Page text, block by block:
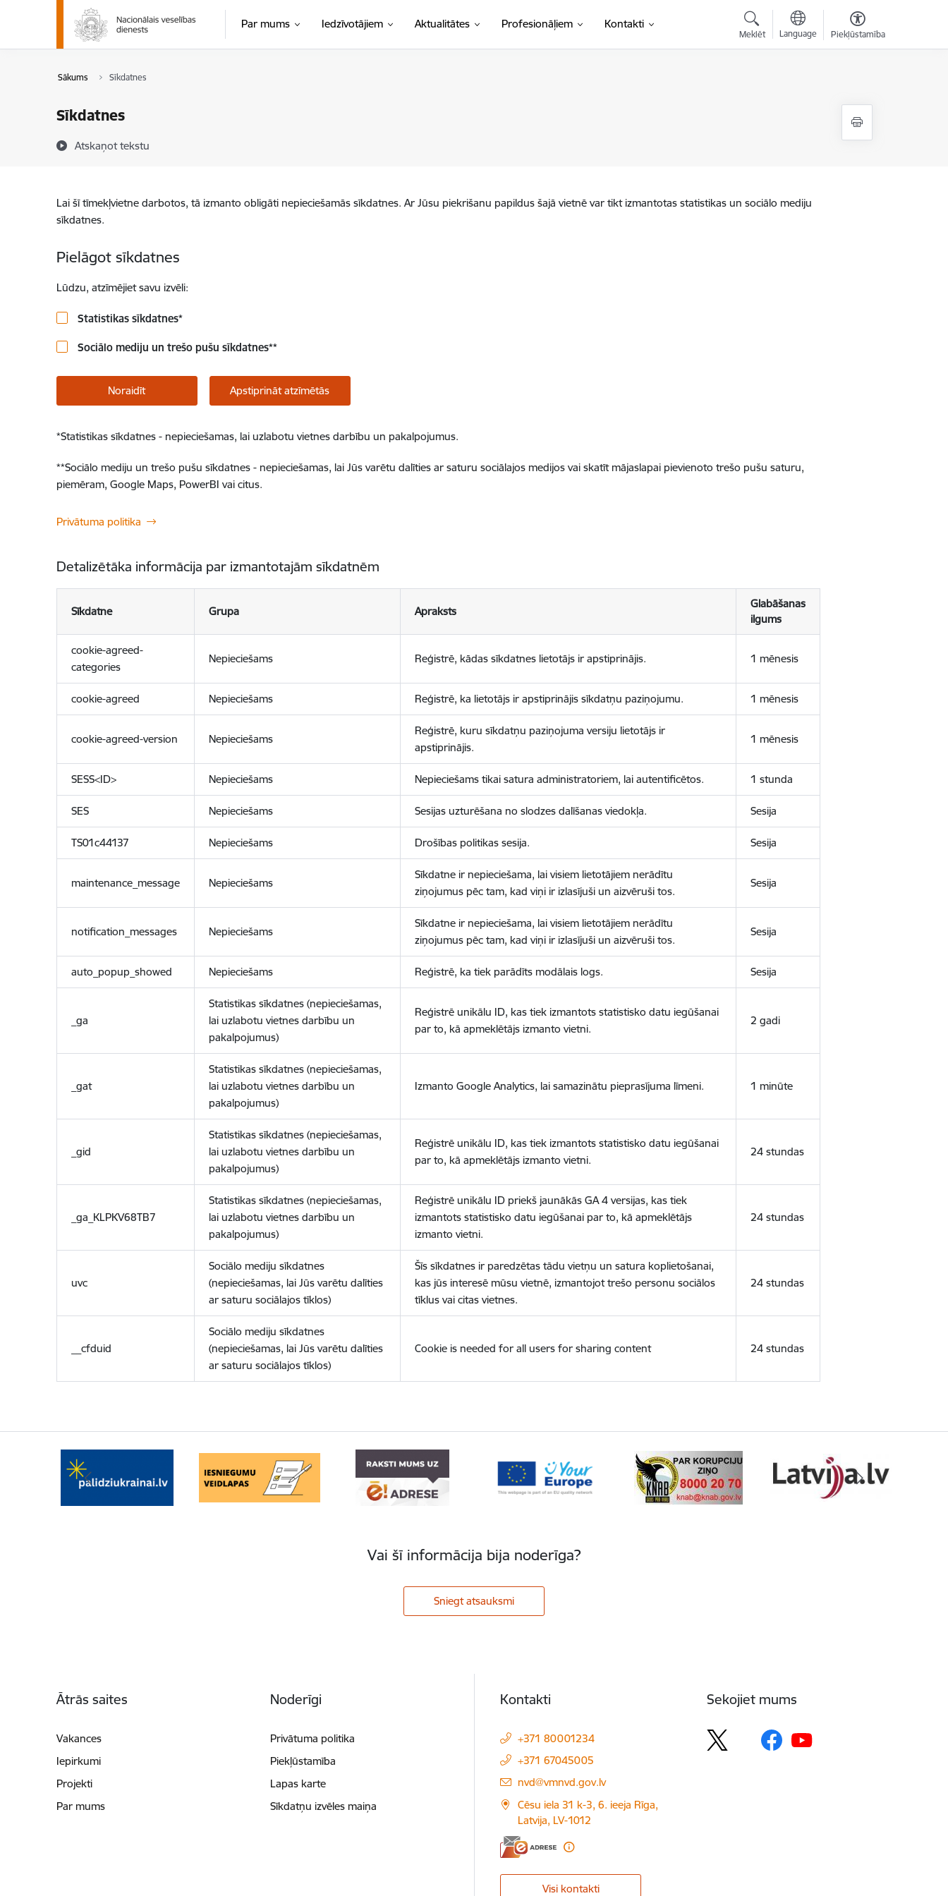
Pāriet uz lapas saturu
Par mums Iedzīvotājiem Aktualitātes Profesionāļiem Kontakti
Meklēt Language Piekļūstamība
Sākums Sīkdatnes
Sīkdatnes
Atskaņot tekstu
Lai šī tīmekļvietne darbotos, tā izmanto obligāti nepieciešamās sīkdatnes. Ar Jūsu piekrišanu papildus šajā vietnē var tikt izmantotas statistikas un sociālo mediju
sīkdatnes.
Pielāgot sīkdatnes
Lūdzu, atzīmējiet savu izvēli:
Statistikas sīkdatnes*
Sociālo mediju un trešo pušu sīkdatnes**
Noraidīt Apstiprināt atzīmētās
*Statistikas sīkdatnes - nepieciešamas, lai uzlabotu vietnes darbību un pakalpojumus.
**Sociālo mediju un trešo pušu sīkdatnes - nepieciešamas, lai Jūs varētu dalīties ar saturu sociālajos medijos vai skatīt mājaslapai pievienoto trešo pušu saturu,
piemēram, Google Maps, PowerBI vai citus.
Privātuma politika
Detalizētāka informācija par izmantotajām sīkdatnēm
Sīkdatne Grupa Apraksts
Glabāšanas
ilgums
cookie-agreed-
categories
Nepieciešams Reģistrē, kādas sīkdatnes lietotājs ir apstiprinājis. 1 mēnesis
cookie-agreed Nepieciešams Reģistrē, ka lietotājs ir apstiprinājis sīkdatņu paziņojumu. 1 mēnesis
cookie-agreed-version Nepieciešams
Reģistrē, kuru sīkdatņu paziņojuma versiju lietotājs ir
apstiprinājis.
1 mēnesis
SESS<ID> Nepieciešams Nepieciešams tikai satura administratoriem, lai autentificētos. 1 stunda
SES Nepieciešams Sesijas uzturēšana no slodzes dalīšanas viedokļa. Sesija
TS01c44137 Nepieciešams Drošības politikas sesija. Sesija
maintenance_message Nepieciešams
Sīkdatne ir nepieciešama, lai visiem lietotājiem nerādītu
ziņojumus pēc tam, kad viņi ir izlasījuši un aizvēruši tos.
Sesija
notification_messages Nepieciešams
Sīkdatne ir nepieciešama, lai visiem lietotājiem nerādītu
ziņojumus pēc tam, kad viņi ir izlasījuši un aizvēruši tos.
Sesija
auto_popup_showed Nepieciešams Reģistrē, ka tiek parādīts modālais logs. Sesija
_ga
Statistikas sīkdatnes (nepieciešamas,
lai uzlabotu vietnes darbību un
pakalpojumus)
Reģistrē unikālu ID, kas tiek izmantots statistisko datu iegūšanai
par to, kā apmeklētājs izmanto vietni.
2 gadi
_gat
Statistikas sīkdatnes (nepieciešamas,
lai uzlabotu vietnes darbību un
pakalpojumus)
Izmanto Google Analytics, lai samazinātu pieprasījuma līmeni. 1 minūte
_gid
Statistikas sīkdatnes (nepieciešamas,
lai uzlabotu vietnes darbību un
pakalpojumus)
Reģistrē unikālu ID, kas tiek izmantots statistisko datu iegūšanai
par to, kā apmeklētājs izmanto vietni.
24 stundas
_ga_KLPKV68TB7
Statistikas sīkdatnes (nepieciešamas,
lai uzlabotu vietnes darbību un
pakalpojumus)
Reģistrē unikālu ID priekš jaunākās GA 4 versijas, kas tiek
izmantots statistisko datu iegūšanai par to, kā apmeklētājs
izmanto vietni.
24 stundas
uvc
Sociālo mediju sīkdatnes
(nepieciešamas, lai Jūs varētu dalīties
ar saturu sociālajos tīklos)
Šīs sīkdatnes ir paredzētas tādu vietņu un satura koplietošanai,
kas jūs interesē mūsu vietnē, izmantojot trešo personu sociālos
tīklus vai citas vietnes.
24 stundas
__cfduid
Sociālo mediju sīkdatnes
(nepieciešamas, lai Jūs varētu dalīties
ar saturu sociālajos tīklos)
Cookie is needed for all users for sharing content 24 stundas
Vai šī informācija bija noderīga?
Sniegt atsauksmi
Ātrās saites
Vakances
Iepirkumi
Projekti
Par mums
Noderīgi
Privātuma politika
Piekļūstamība
Lapas karte
Sīkdatņu izvēles maiņa
Kontakti
+371 80001234
+371 67045005
E-pasts:
nvd@vmnvd.gov.lv
Cēsu iela 31 k-3, 6. ieeja Rīga,
Latvija, LV-1012
Visi kontakti
Sekojiet mums